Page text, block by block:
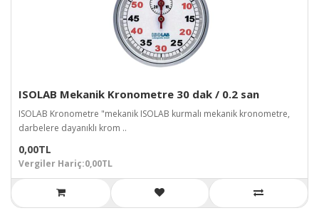
ISOLAB Mekanik Kronometre 30 dak / 0.2 san
ISOLAB Kronometre "mekanik ISOLAB kurmalı mekanik kronometre,
darbelere dayanıklı krom ..
0,00TL
Vergiler Hariç:0,00TL